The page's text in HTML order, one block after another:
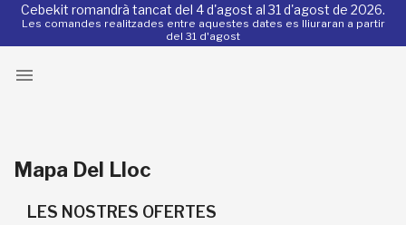
Cebekit romandrà tancat del 4 d'agost al 31 d'agost de 2026.
Les comandes realitzades entre aquestes dates es lliuraran a partir
del 31 d'agost

Mapa Del Lloc
LES NOSTRES OFERTES